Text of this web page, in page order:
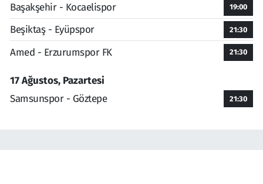
Başakşehir - Kocaelispor
19:00
Beşiktaş - Eyüpspor 21:30
Amed - Erzurumspor FK 21:30
17 Ağustos, Pazartesi
Samsunspor - Göztepe
21:30